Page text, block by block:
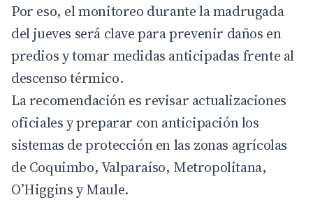
Por eso, el monitoreo durante la madrugada
del jueves será clave para prevenir daños en
predios y tomar medidas anticipadas frente al
descenso térmico.
La recomendación es revisar actualizaciones
oficiales y preparar con anticipación los
sistemas de protección en las zonas agrícolas
de Coquimbo, Valparaíso, Metropolitana,
O’Higgins y Maule.